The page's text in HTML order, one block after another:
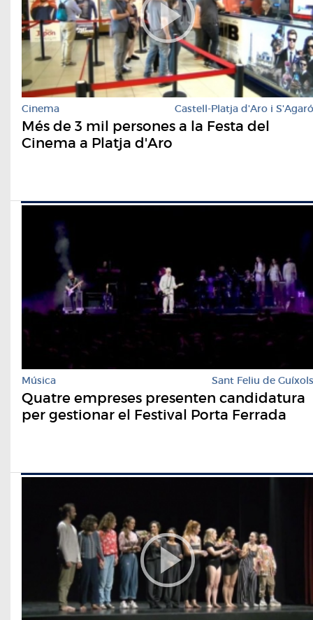
Cinema Castell-Platja d'Aro i S'Agaró
Més de 3 mil persones a la Festa del
Cinema a Platja d'Aro
Música Sant Feliu de Guíxols
Quatre empreses presenten candidatura
per gestionar el Festival Porta Ferrada